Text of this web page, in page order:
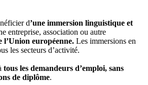
d’une immersion linguistique et
entreprise, association ou autre
l’Union européenne. Les immersions en
les secteurs d’activité.
tous les demandeurs d’emploi, sans
de diplôme.